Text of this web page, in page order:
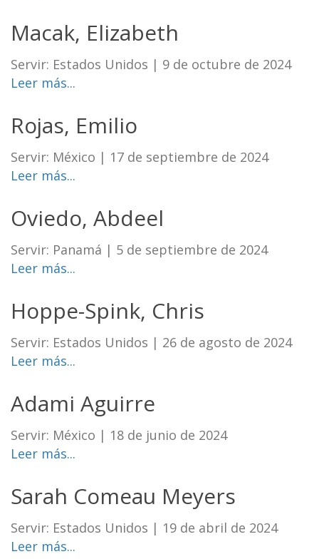
Macak, Elizabeth
Servir: Estados Unidos | 9 de octubre de 2024
Leer más...
Rojas, Emilio
Servir: México | 17 de septiembre de 2024
Leer más...
Oviedo, Abdeel
Servir: Panamá | 5 de septiembre de 2024
Leer más...
Hoppe-Spink, Chris
Servir: Estados Unidos | 26 de agosto de 2024
Leer más...
Adami Aguirre
Servir: México | 18 de junio de 2024
Leer más...
Sarah Comeau Meyers
Servir: Estados Unidos | 19 de abril de 2024
Leer más...